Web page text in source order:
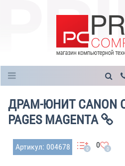
ДРАМ-ЮНИТ CANON
PAGES MAGENTA
Артикул: 004678 0 0 0